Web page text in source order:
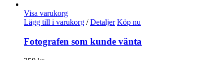
Visa varukorg
Lägg till i varukorg / Detaljer Köp nu
Fotografen som kunde vänta